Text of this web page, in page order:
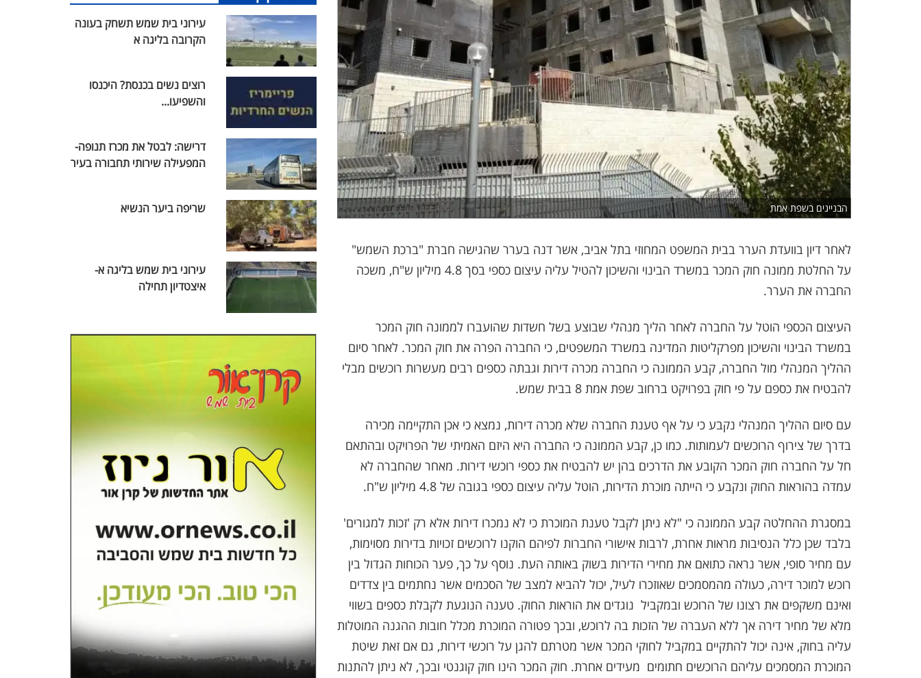
הבניינים בשפת אמת
לאחר דיון בוועדת הערר בבית המשפט המחוזי בתל אביב, אשר דנה בערר שהגישה חברת "ברכת השמש"
על החלטת ממונה חוק המכר במשרד הבינוי והשיכון להטיל עליה עיצום כספי בסך 4.8 מיליון ש"ח, משכה
החברה את הערר.
העיצום הכספי הוטל על החברה לאחר הליך מנהלי שבוצע בשל חשדות שהועברו לממונה חוק המכר
במשרד הבינוי והשיכון מפרקליטות המדינה במשרד המשפטים, כי החברה הפרה את חוק המכר. לאחר סיום
ההליך המנהלי מול החברה, קבע הממונה כי החברה מכרה דירות וגבתה כספים רבים מעשרות רוכשים מבלי
להבטיח את כספם על פי חוק בפרויקט ברחוב שפת אמת 8 בבית שמש.
עם סיום ההליך המנהלי נקבע כי על אף טענת החברה שלא מכרה דירות, נמצא כי אכן התקיימה מכירה
בדרך של צירוף הרוכשים לעמותות. כמו כן, קבע הממונה כי החברה היא היזם האמיתי של הפרויקט ובהתאם
חל על החברה חוק המכר הקובע את הדרכים בהן יש להבטיח את כספי רוכשי דירות. מאחר שהחברה לא
עמדה בהוראות החוק ונקבע כי הייתה מוכרת הדירות, הוטל עליה עיצום כספי בגובה של 4.8 מיליון ש"ח.
במסגרת ההחלטה קבע הממונה כי "לא ניתן לקבל טענת המוכרת כי לא נמכרו דירות אלא רק 'זכות למגורים'
בלבד שכן כלל הנסיבות מראות אחרת, לרבות אישורי החברות לפיהם הוקנו לרוכשים זכויות בדירות מסוימות,
עם מחיר סופי, אשר נראה כתואם את מחירי הדירות בשוק באותה העת. נוסף על כך, פער הכוחות הגדול בין
רוכש למוכר דירה, כעולה מהמסמכים שאוזכרו לעיל, יכול להביא למצב של הסכמים אשר נחתמים בין צדדים
ואינם משקפים את רצונו של הרוכש ובמקביל  נוגדים את הוראות החוק. טענה הנוגעת לקבלת כספים בשווי
מלא של מחיר דירה אך ללא העברה של הזכות בה לרוכש, ובכך פטורה המוכרת מכלל חובות ההגנה המוטלות
עליה בחוק, אינה יכול להתקיים במקביל לחוקי המכר אשר מטרתם להגן על רוכשי דירות, גם אם זאת שיטת
המוכרת המסמכים עליהם הרוכשים חתומים  מעידים אחרת. חוק המכר הינו חוק קוגנטי ובכך, לא ניתן להתנות
עירוני בית שמש תשחק בעונה
הקרובה בליגה א
רוצים נשים בכנסת? היכנסו
והשפיעו...
דרישה: לבטל את מכרז תנופה-
המפעילה שירותי תחבורה בעיר
שריפה ביער הנשיא
עירוני בית שמש בליגה א-
איצטדיון תחילה